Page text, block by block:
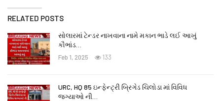
RELATED POSTS
સોલારમાં ટેન્ડર નાખવાના નામે મકાન ભાડે લઈ આખું
કૌભાંડ…
Feb 1, 2025 133
URC, HQ 85 ઇન્ફેન્ટ્રી બ્રિગેડ ચિલોડા માં વિવિધ
જગ્યાઓ ની…